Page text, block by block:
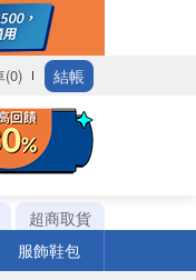
(0) 結帳
超商取貨
服飾鞋包